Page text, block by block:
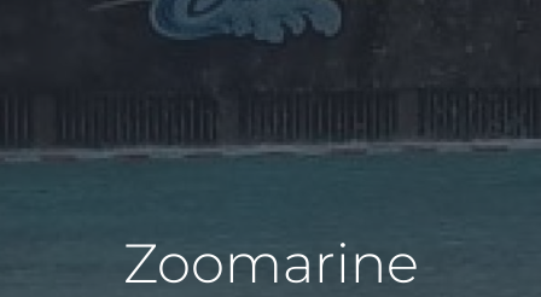
Zoomarine